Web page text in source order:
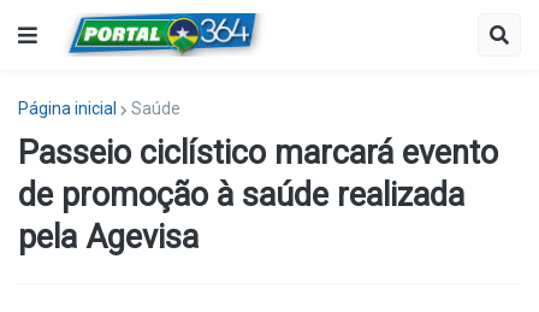
Página inicial Saúde
Passeio ciclístico marcará evento
de promoção à saúde realizada
pela Agevisa